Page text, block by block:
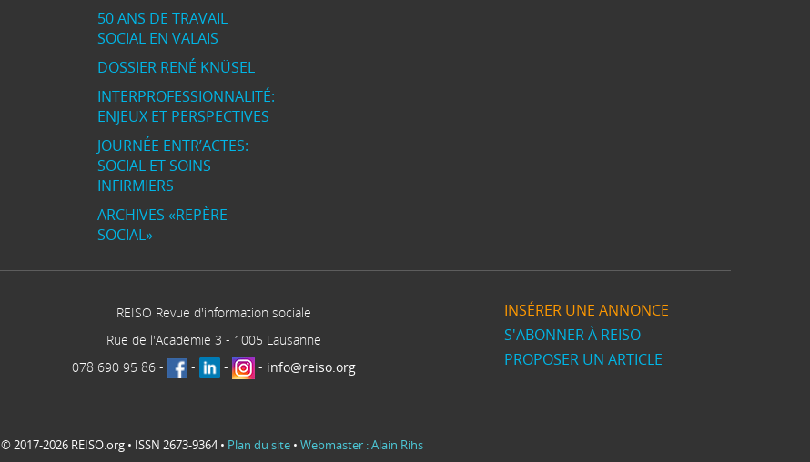
50 ANS DE TRAVAIL
SOCIAL EN VALAIS
DOSSIER RENÉ KNÜSEL
INTERPROFESSIONNALITÉ:
ENJEUX ET PERSPECTIVES
JOURNÉE ENTR’ACTES:
SOCIAL ET SOINS
INFIRMIERS
ARCHIVES «REPÈRE
SOCIAL»
REISO Revue d'information sociale
Rue de l'Académie 3 - 1005 Lausanne
078 690 95 86 - - - - info@reiso.org
INSÉRER UNE ANNONCE
S'ABONNER À REISO
PROPOSER UN ARTICLE
© 2017-2026 REISO.org • ISSN 2673-9364 • Plan du site • Webmaster : Alain Rihs